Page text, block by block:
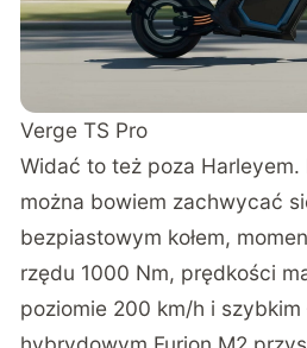
Verge TS Pro
Widać to też poza
można bowiem zachwycać
bezpiastowym kołem,
rzędu 1000 Nm, prędkości
poziomie 200 km/h i szybkim